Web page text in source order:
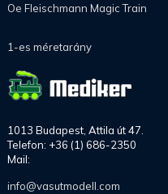
Oe Fleischmann Magic Train
1-es méretarány
1013 Budapest, Attila út 47.
Telefon: +36 (1) 686-2350
Mail:
info@vasutmodell.com